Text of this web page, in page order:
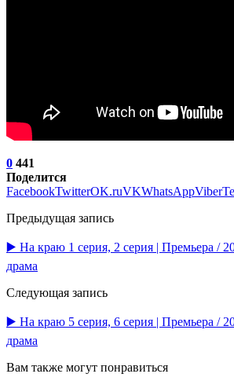
0 441
Поделится
FacebookTwitterOK.ruVKWhatsAppViber
Предыдущая запись
▶️ На краю 1 серия, 2 серия | Премьера /
драма
Следующая запись
▶️ На краю 5 серия, 6 серия | Премьера /
драма
Вам также могут понравиться